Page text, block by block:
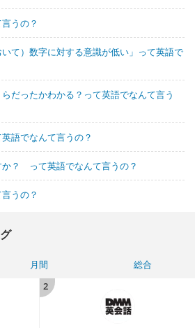
うの？
いて）数字に対する意識が低い」って英語で
だったかわかる？って英語でなんて言う
語でなんて言うの？
？ って英語でなんて言うの？
うの？
月間
総合
2